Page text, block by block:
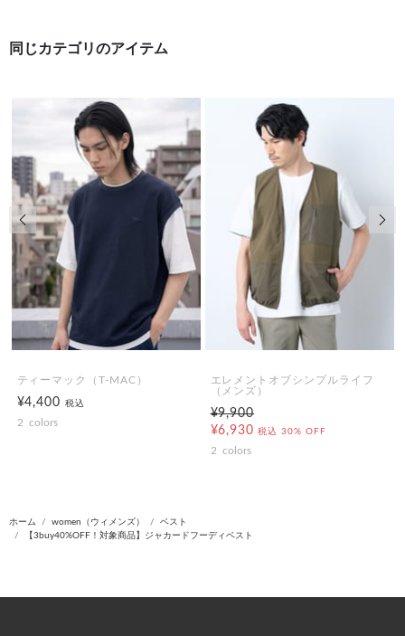
同じカテゴリのアイテム
ティーマック（T-MAC）
¥4,400税込
2 colors
エレメントオブシンプルライフ
（メンズ）
¥9,900
¥6,930 税込 30% OFF
2 colors
前の画像
ホーム women（ウィメンズ）
ベスト
【3buy40%OFF！対象商品】ジャカードフーディベスト